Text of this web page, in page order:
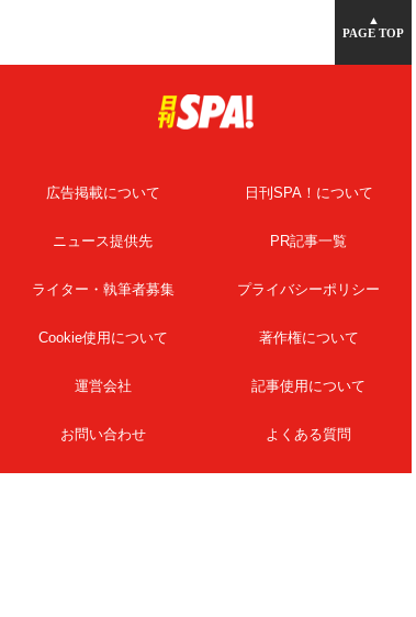
▲
PAGE TOP
広告掲載について 日刊SPA！について
ニュース提供先 PR記事一覧
ライター・執筆者募集 プライバシーポリシー
Cookie使用について 著作権について
運営会社 記事使用について
お問い合わせ よくある質問